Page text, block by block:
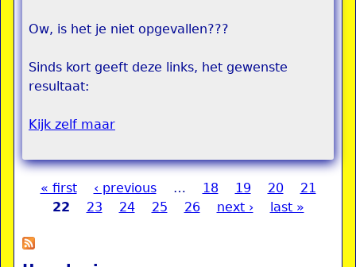
Ow, is het je niet opgevallen???
Sinds kort geeft deze links, het gewenste
resultaat:
Kijk zelf maar
Pages
« first ‹ previous … 18 19 20
21
22
23 24 25 26 next › last »